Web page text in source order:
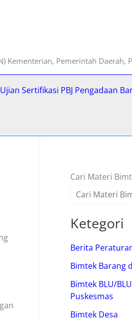
Kementerian, Pemerintah Daerah,
Sertifikasi PBJ Pengadaan
Cari Materi
Ketegori
Berita
Bimtek Barang
Bimtek BLU/
Puskesmas
Bimtek Desa